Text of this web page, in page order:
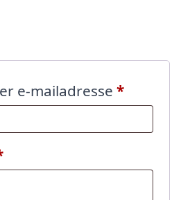
e-mailadresse *
Påkrævet